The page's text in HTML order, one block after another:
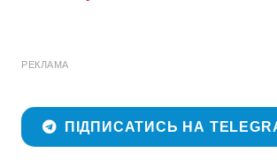
РЕКЛАМА
ПІДПИСАТИСЬ НА